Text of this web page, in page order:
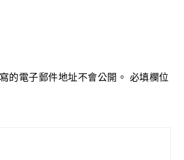
的電子郵件地址不會公開。 必填欄位